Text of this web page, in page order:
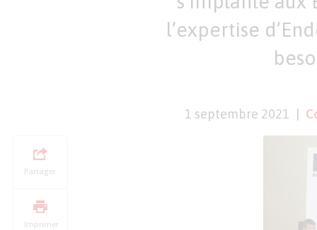
l’expertise
1 septembre 2021
Partager
Imprimer